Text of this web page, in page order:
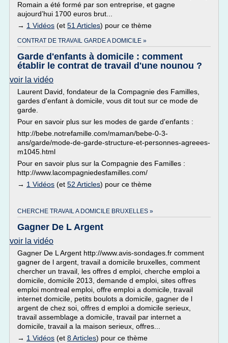
Romain a été formé par son entreprise, et gagne
aujourd’hui 1700 euros brut...
→ 1 Vidéos (et 51 Articles) pour ce thème
CONTRAT DE TRAVAIL GARDE A DOMICILE »
Garde d'enfants à domicile : comment
établir le contrat de travail d'une nounou ?
voir la vidéo
Laurent David, fondateur de la Compagnie des Familles,
gardes d'enfant à domicile, vous dit tout sur ce mode de
garde.
Pour en savoir plus sur les modes de garde d'enfants :
http://bebe.notrefamille.com/maman/bebe-0-3-
ans/garde/mode-de-garde-structure-et-personnes-agreees-
m1045.html
Pour en savoir plus sur la Compagnie des Familles :
http://www.lacompagniedesfamilles.com/
→ 1 Vidéos (et 52 Articles) pour ce thème
CHERCHE TRAVAIL A DOMICILE BRUXELLES »
Gagner De L Argent
voir la vidéo
Gagner De L Argent http://www.avis-sondages.fr comment
gagner de l argent, travail a domicile bruxelles, comment
chercher un travail, les offres d emploi, cherche emploi a
domicile, domicile 2013, demande d emploi, sites offres
emploi montreal emploi, offre emploi a domicile, travail
internet domicile, petits boulots a domicile, gagner de l
argent de chez soi, offres d emploi a domicile serieux,
travail assemblage a domicile, travail par internet a
domicile, travail a la maison serieux, offres...
→ 1 Vidéos (et 8 Articles) pour ce thème